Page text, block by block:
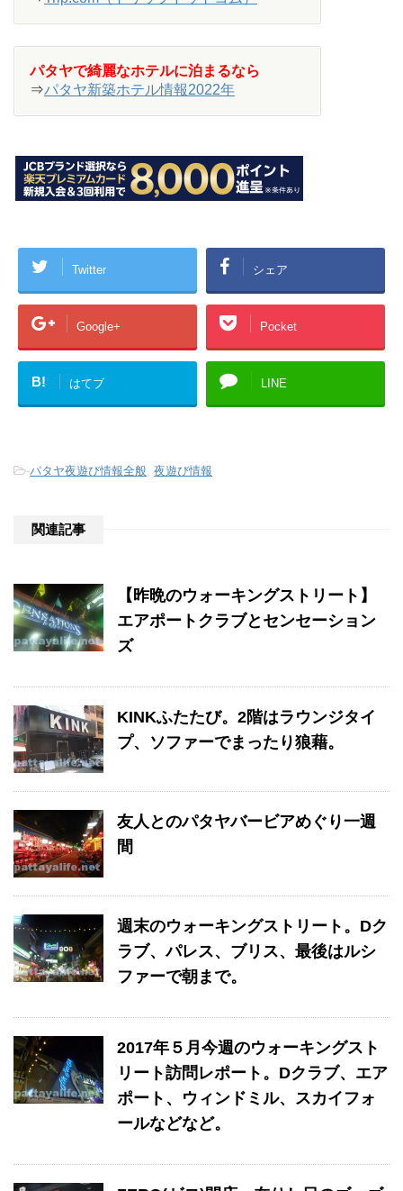
パタヤで綺麗なホテルに泊まるなら
⇒パタヤ新築ホテル情報2022年
Twitter シェア
Google+ Pocket
B! はてブ LINE
-パタヤ夜遊び情報全般, 夜遊び情報
関連記事
【昨晩のウォーキングストリート】
エアポートクラブとセンセーション
ズ
KINKふたたび。2階はラウンジタイ
プ、ソファーでまったり狼藉。
友人とのパタヤバービアめぐり一週
間
週末のウォーキングストリート。Dク
ラブ、パレス、ブリス、最後はルシ
ファーで朝まで。
2017年５月今週のウォーキングスト
リート訪問レポート。Dクラブ、エア
ポート、ウィンドミル、スカイフォ
ールなどなど。